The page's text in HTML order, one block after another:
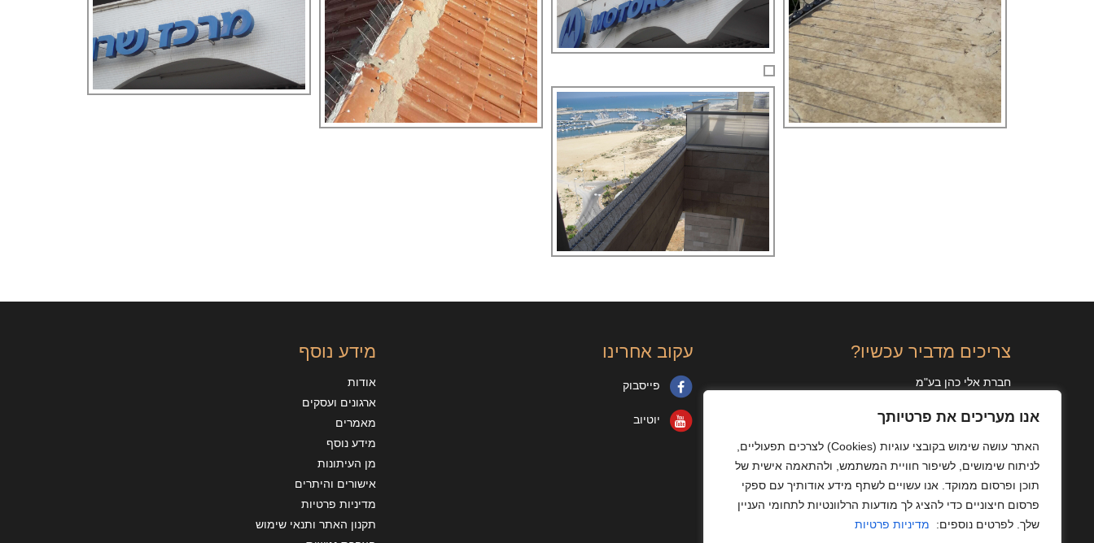
אנו מעריכים את פרטיותך
האתר עושה שימוש בקובצי עוגיות (Cookies) לצרכים תפעוליים,
לניתוח שימושים, לשיפור חוויית המשתמש, ולהתאמה אישית של
תוכן ופרסום ממוקד. אנו עשויים לשתף מידע אודותיך עם ספקי
פרסום חיצוניים כדי להציג לך מודעות הרלוונטיות לתחומי העניין
שלך. לפרטים נוספים: מדיניות פרטיות
צריכים מדביר עכשיו?
חברת אלי כהן בע"מ
טלפון:03-6121212
לתיאום הדברה >>
עקוב אחרינו
פייסבוק
יוטיוב
מידע נוסף
אודות
ארגונים ועסקים
מאמרים
מידע נוסף
מן העיתונות
אישורים והיתרים
מדיניות פרטיות
תקנון האתר ותנאי שימוש